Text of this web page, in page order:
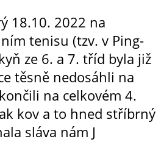
18.10. 2022 na
tenisu (tzv. v Ping-
ze 6. a 7. tříd byla již
těsně nedosáhli na
na celkovém 4.
kov a to hned stříbrný
sláva nám J